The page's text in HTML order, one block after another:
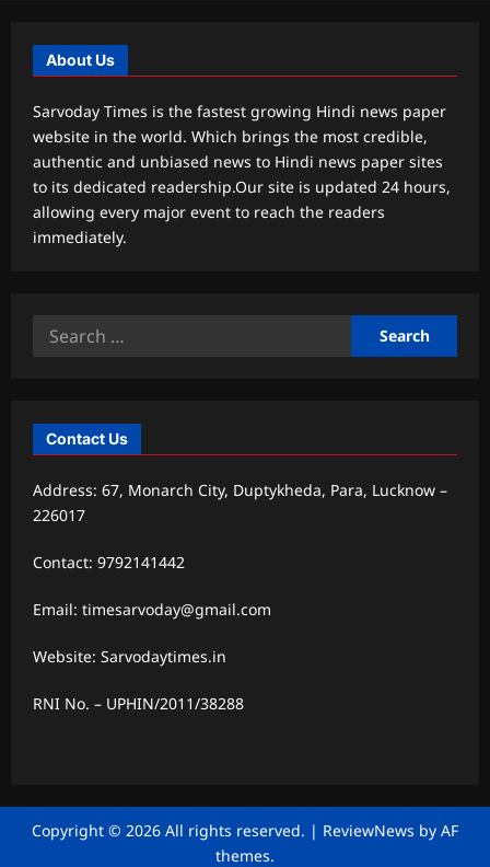
About Us
Sarvoday Times is the fastest growing Hindi news paper
website in the world. Which brings the most credible,
authentic and unbiased news to Hindi news paper sites
to its dedicated readership.Our site is updated 24 hours,
allowing every major event to reach the readers
immediately.
Search
Contact Us
Address: 67, Monarch City, Duptykheda, Para, Lucknow –
226017
Contact: 9792141442
Email: timesarvoday@gmail.com
Website: Sarvodaytimes.in
RNI No. – UPHIN/2011/38288
Copyright © 2026 All rights reserved. | ReviewNews by AF
themes.